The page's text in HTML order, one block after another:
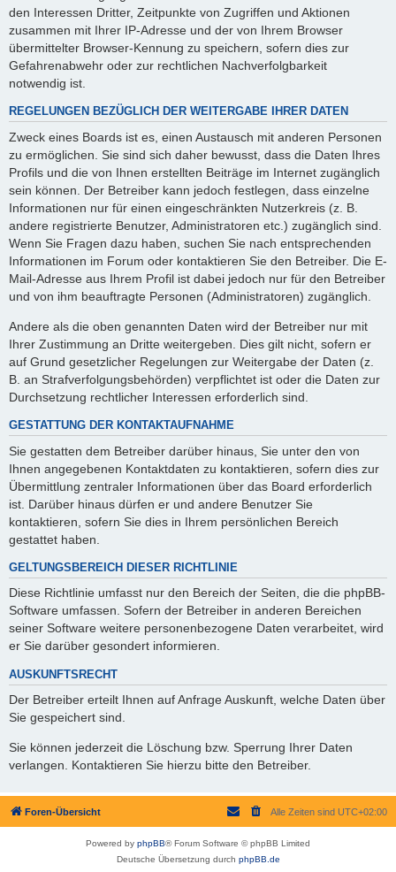
den Interessen Dritter, Zeitpunkte von Zugriffen und Aktionen
zusammen mit Ihrer IP-Adresse und der von Ihrem Browser
übermittelter Browser-Kennung zu speichern, sofern dies zur
Gefahrenabwehr oder zur rechtlichen Nachverfolgbarkeit
notwendig ist.
REGELUNGEN BEZÜGLICH DER WEITERGABE IHRER DATEN
Zweck eines Boards ist es, einen Austausch mit anderen Personen
zu ermöglichen. Sie sind sich daher bewusst, dass die Daten Ihres
Profils und die von Ihnen erstellten Beiträge im Internet zugänglich
sein können. Der Betreiber kann jedoch festlegen, dass einzelne
Informationen nur für einen eingeschränkten Nutzerkreis (z. B.
andere registrierte Benutzer, Administratoren etc.) zugänglich sind.
Wenn Sie Fragen dazu haben, suchen Sie nach entsprechenden
Informationen im Forum oder kontaktieren Sie den Betreiber. Die E-
Mail-Adresse aus Ihrem Profil ist dabei jedoch nur für den Betreiber
und von ihm beauftragte Personen (Administratoren) zugänglich.
Andere als die oben genannten Daten wird der Betreiber nur mit
Ihrer Zustimmung an Dritte weitergeben. Dies gilt nicht, sofern er
auf Grund gesetzlicher Regelungen zur Weitergabe der Daten (z.
B. an Strafverfolgungsbehörden) verpflichtet ist oder die Daten zur
Durchsetzung rechtlicher Interessen erforderlich sind.
GESTATTUNG DER KONTAKTAUFNAHME
Sie gestatten dem Betreiber darüber hinaus, Sie unter den von
Ihnen angegebenen Kontaktdaten zu kontaktieren, sofern dies zur
Übermittlung zentraler Informationen über das Board erforderlich
ist. Darüber hinaus dürfen er und andere Benutzer Sie
kontaktieren, sofern Sie dies in Ihrem persönlichen Bereich
gestattet haben.
GELTUNGSBEREICH DIESER RICHTLINIE
Diese Richtlinie umfasst nur den Bereich der Seiten, die die phpBB-
Software umfassen. Sofern der Betreiber in anderen Bereichen
seiner Software weitere personenbezogene Daten verarbeitet, wird
er Sie darüber gesondert informieren.
AUSKUNFTSRECHT
Der Betreiber erteilt Ihnen auf Anfrage Auskunft, welche Daten über
Sie gespeichert sind.
Sie können jederzeit die Löschung bzw. Sperrung Ihrer Daten
verlangen. Kontaktieren Sie hierzu bitte den Betreiber.
Foren-Übersicht Alle Zeiten sind UTC+02:00
Powered by phpBB® Forum Software © phpBB Limited
Deutsche Übersetzung durch phpBB.de